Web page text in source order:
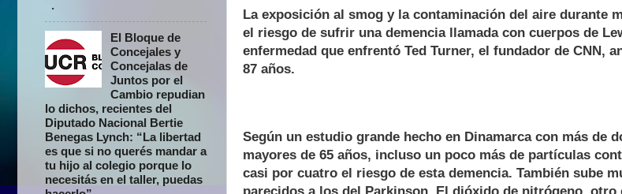
La exposición al smog y la contaminación del aire durante
el riesgo de sufrir una demencia llamada con cuerpos de
enfermedad que enfrentó Ted Turner, el fundador de CNN,
87 años.
Según un estudio grande hecho en Dinamarca con más de
mayores de 65 años, incluso un poco más de partículas
casi por cuatro el riesgo de esta demencia. También sube
.
El Bloque de
Concejales y
Concejalas de
Juntos por el
Cambio repudian
lo dichos, recientes del
Diputado Nacional Bertie
Benegas Lynch: “La libertad
es que si no querés mandar a
tu hijo al colegio porque lo
necesitás en el taller, puedas